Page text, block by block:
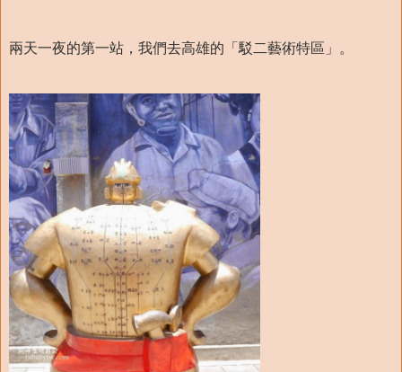
兩天一夜的第一站，我們去高雄的「駁二藝術特區」。